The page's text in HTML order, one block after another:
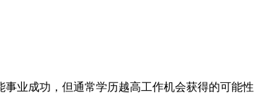
业成功，但通常学历越高工作机会获得的可能性